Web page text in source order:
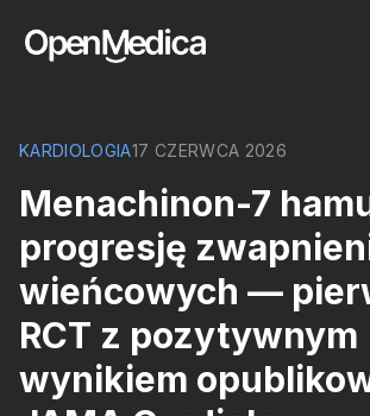
KARDIOLOGIA17 CZERWCA 2026
Menachinon-7
progresję
wieńcowych —
RCT z pozytywnym
wynikiem